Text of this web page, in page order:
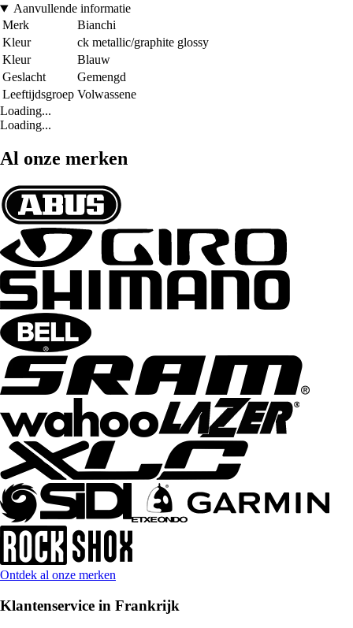
Aanvullende informatie
Merk
Bianchi
Kleur
ck metallic/graphite glossy
Kleur
Blauw
Geslacht
Gemengd
Leeftijdsgroep Volwassene
Loading...
Loading...
Al onze merken
Ontdek al onze merken
Klantenservice in Frankrijk